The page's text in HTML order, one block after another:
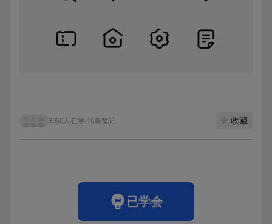
3950人在学·10条笔记 收藏
已学会